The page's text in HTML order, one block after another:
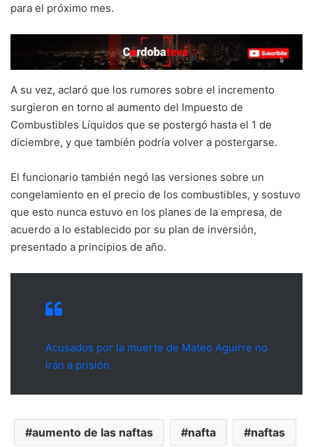
para el próximo mes.
A su vez, aclaró que los rumores sobre el incremento
surgieron en torno al aumento del Impuesto de
Combustibles Líquidos que se postergó hasta el 1 de
diciembre, y que también podría volver a postergarse.
El funcionario también negó las versiones sobre un
congelamiento en el precio de los combustibles, y sostuvo
que esto nunca estuvo en los planes de la empresa, de
acuerdo a lo establecido por su plan de inversión,
presentado a principios de año.
Acusados por la muerte de Mateo Aguirre no
irán a prisión
aumento de las naftas nafta naftas